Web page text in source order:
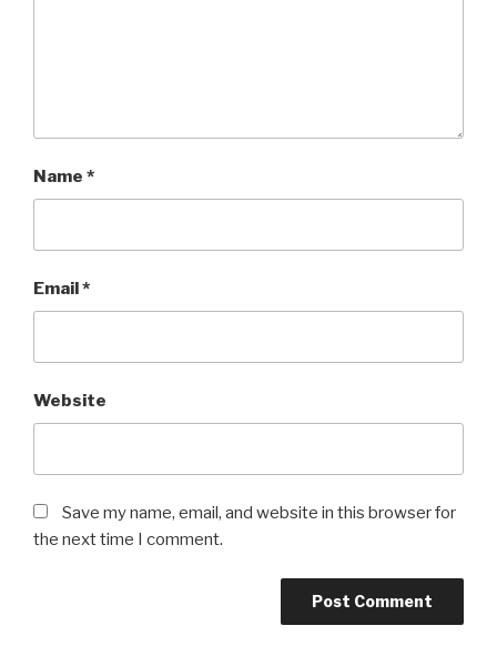
Name *
Email*
Website
Save my name, email, and website in this browser for
the next time I comment.